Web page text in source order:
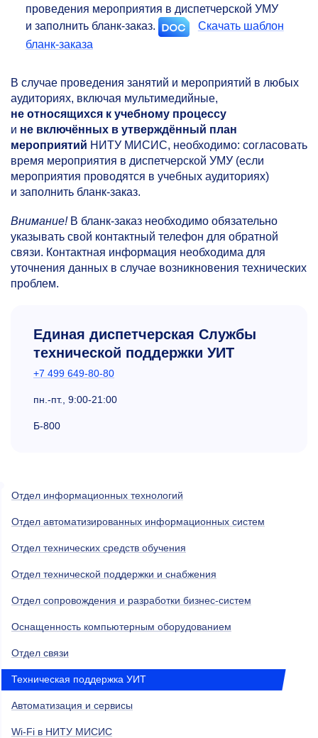
проведения мероприятия в диспетчерской УМУ
и заполнить бланк-заказ.
Скачать шаблон
бланк-заказа
В случае проведения занятий и мероприятий в любых
аудиториях, включая мультимедийные,
не относящихся к учебному процессу
и не включённых в утверждённый план
мероприятий НИТУ МИСИС, необходимо: согласовать
время мероприятия в диспетчерской УМУ (если
мероприятия проводятся в учебных аудиториях)
и заполнить бланк-заказ.
Внимание!В бланк-заказ необходимо обязательно
указывать свой контактный телефон для обратной
связи. Контактная информация необходима для
уточнения данных в случае возникновения технических
проблем.
Единая диспетчерская Службы
технической поддержки УИТ
+7 499 649-80-80
пн.-пт., 9:00-21:00
Б-800
Отдел информационных технологий
Отдел автоматизированных информационных систем
Отдел технических средств обучения
Отдел технической поддержки и снабжения
Отдел сопровождения и разработки бизнес-систем
Оснащенность компьютерным оборудованием
Отдел связи
Техническая поддержка УИТ
Автоматизация и сервисы
Wi-Fi в НИТУ МИСИС